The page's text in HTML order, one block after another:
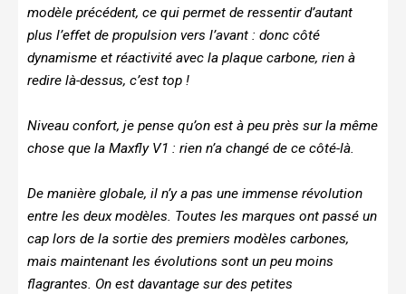
modèle précédent, ce qui permet de ressentir d’autant
plus l’effet de propulsion vers l’avant : donc côté
dynamisme et réactivité avec la plaque carbone, rien à
redire là-dessus, c’est top !
Niveau confort, je pense qu’on est à peu près sur la même
chose que la Maxfly V1 : rien n’a changé de ce côté-là.
De manière globale, il n’y a pas une immense révolution
entre les deux modèles. Toutes les marques ont passé un
cap lors de la sortie des premiers modèles carbones,
mais maintenant les évolutions sont un peu moins
flagrantes. On est davantage sur des petites